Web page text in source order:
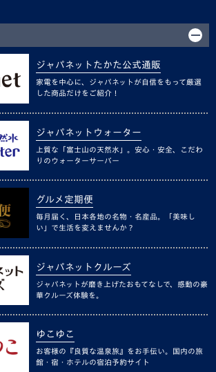
ジャパネットたかた公式通販
家電を中心に、ジャパネットが自信をもって厳選
した商品だけをご紹介！
ジャパネットウォーター
上質な「富士山の天然水」。安心・安全、こだわ
りのウォーターサーバー
グルメ定期便
毎月届く、日本各地の名物・名産品。「美味し
い」で生活を変えませんか？
ジャパネットクルーズ
ジャパネットが磨き上げたおもてなしで、感動の豪
華クルーズ体験を。
ゆこゆこ
お客様の『良質な温泉旅』をお手伝い。国内の旅
館・宿・ホテルの宿泊予約サイト